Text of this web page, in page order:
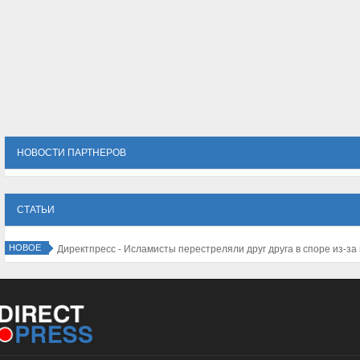
НОВОСТИ ПАРТНЕРОВ
СТАТЬИ
НОВОЕ
- Количество туристов в Израиле резко падает